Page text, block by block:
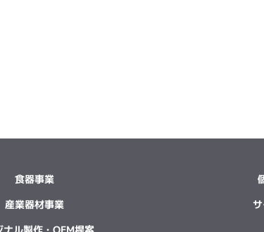
食器事業
産業器材事業
ナル製作・OEM提案